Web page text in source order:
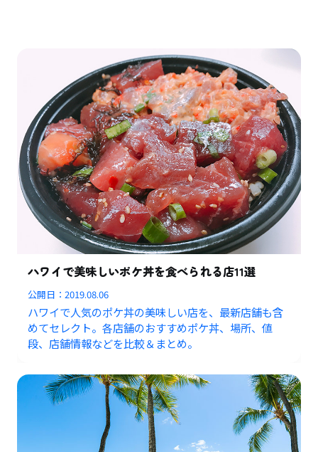
ハワイで美味しいポケ丼を食べられる店11選
公開日：2019.08.06
ハワイで人気のポケ丼の美味しい店を、最新店舗も含
めてセレクト。各店舗のおすすめポケ丼、場所、値
段、店舗情報などを比較＆まとめ。